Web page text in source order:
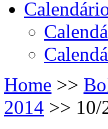
Home >>
2014 >> 10/